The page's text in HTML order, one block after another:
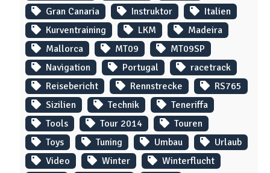
Gran Canaria
Instruktor
Italien
Kurventraining
LKM
Madeira
Mallorca
MT09
MT09SP
Navigation
Portugal
racetrack
Reisebericht
Rennstrecke
RS765
Sizilien
Technik
Teneriffa
Tools
Tour 2014
Touren
Toys
Tuning Umbau
Urlaub
Video
Winter
Winterflucht